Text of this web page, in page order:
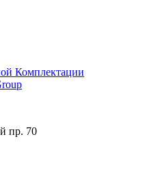
Комплектации
пр. 70